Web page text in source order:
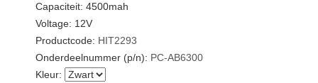
Capaciteit: 4500mah
Voltage: 12V
Productcode: HIT2293
Onderdeelnummer (p/n): PC-AB6300
Kleur: